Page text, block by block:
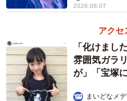
2026.08.07
アクセ
「化けまし
雰囲気ガラ
が」「宝塚
まいどなメ